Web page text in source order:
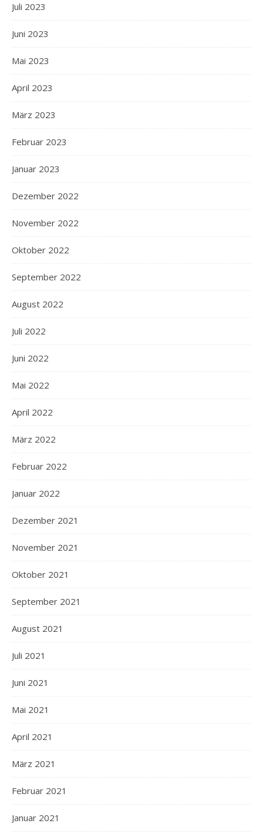
Juli 2023
Juni 2023
Mai 2023
April 2023
März 2023
Februar 2023
Januar 2023
Dezember 2022
November 2022
Oktober 2022
September 2022
August 2022
Juli 2022
Juni 2022
Mai 2022
April 2022
März 2022
Februar 2022
Januar 2022
Dezember 2021
November 2021
Oktober 2021
September 2021
August 2021
Juli 2021
Juni 2021
Mai 2021
April 2021
März 2021
Februar 2021
Januar 2021